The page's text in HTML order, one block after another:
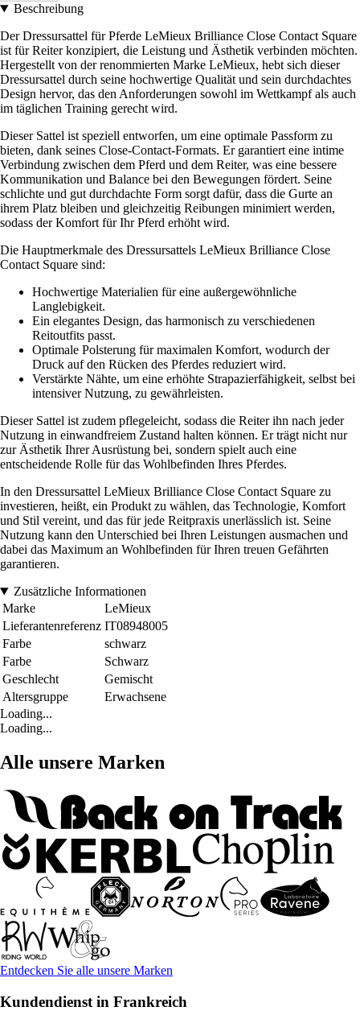
Beschreibung
Der Dressursattel für Pferde LeMieux Brilliance Close Contact Square
ist für Reiter konzipiert, die Leistung und Ästhetik verbinden möchten.
Hergestellt von der renommierten Marke LeMieux, hebt sich dieser
Dressursattel durch seine hochwertige Qualität und sein durchdachtes
Design hervor, das den Anforderungen sowohl im Wettkampf als auch
im täglichen Training gerecht wird.
Dieser Sattel ist speziell entworfen, um eine optimale Passform zu
bieten, dank seines Close-Contact-Formats. Er garantiert eine intime
Verbindung zwischen dem Pferd und dem Reiter, was eine bessere
Kommunikation und Balance bei den Bewegungen fördert. Seine
schlichte und gut durchdachte Form sorgt dafür, dass die Gurte an
ihrem Platz bleiben und gleichzeitig Reibungen minimiert werden,
sodass der Komfort für Ihr Pferd erhöht wird.
Die Hauptmerkmale des Dressursattels LeMieux Brilliance Close
Contact Square sind:
Hochwertige Materialien für eine außergewöhnliche
Langlebigkeit.
Ein elegantes Design, das harmonisch zu verschiedenen
Reitoutfits passt.
Optimale Polsterung für maximalen Komfort, wodurch der
Druck auf den Rücken des Pferdes reduziert wird.
Verstärkte Nähte, um eine erhöhte Strapazierfähigkeit, selbst bei
intensiver Nutzung, zu gewährleisten.
Dieser Sattel ist zudem pflegeleicht, sodass die Reiter ihn nach jeder
Nutzung in einwandfreiem Zustand halten können. Er trägt nicht nur
zur Ästhetik Ihrer Ausrüstung bei, sondern spielt auch eine
entscheidende Rolle für das Wohlbefinden Ihres Pferdes.
In den Dressursattel LeMieux Brilliance Close Contact Square zu
investieren, heißt, ein Produkt zu wählen, das Technologie, Komfort
und Stil vereint, und das für jede Reitpraxis unerlässlich ist. Seine
Nutzung kann den Unterschied bei Ihren Leistungen ausmachen und
dabei das Maximum an Wohlbefinden für Ihren treuen Gefährten
garantieren.
Zusätzliche Informationen
Marke
LeMieux
Lieferantenreferenz IT08948005
Farbe
schwarz
Farbe
Schwarz
Geschlecht
Gemischt
Altersgruppe
Erwachsene
Loading...
Loading...
Alle unsere Marken
Entdecken Sie alle unsere Marken
Kundendienst in Frankreich